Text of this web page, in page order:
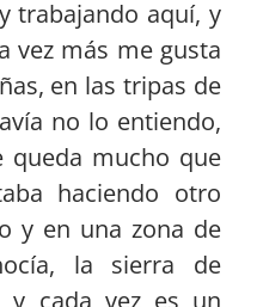
trabajando aquí, y
vez más me gusta
en las tripas de
no lo entiendo,
queda mucho que
haciendo otro
y en una zona de
la sierra de